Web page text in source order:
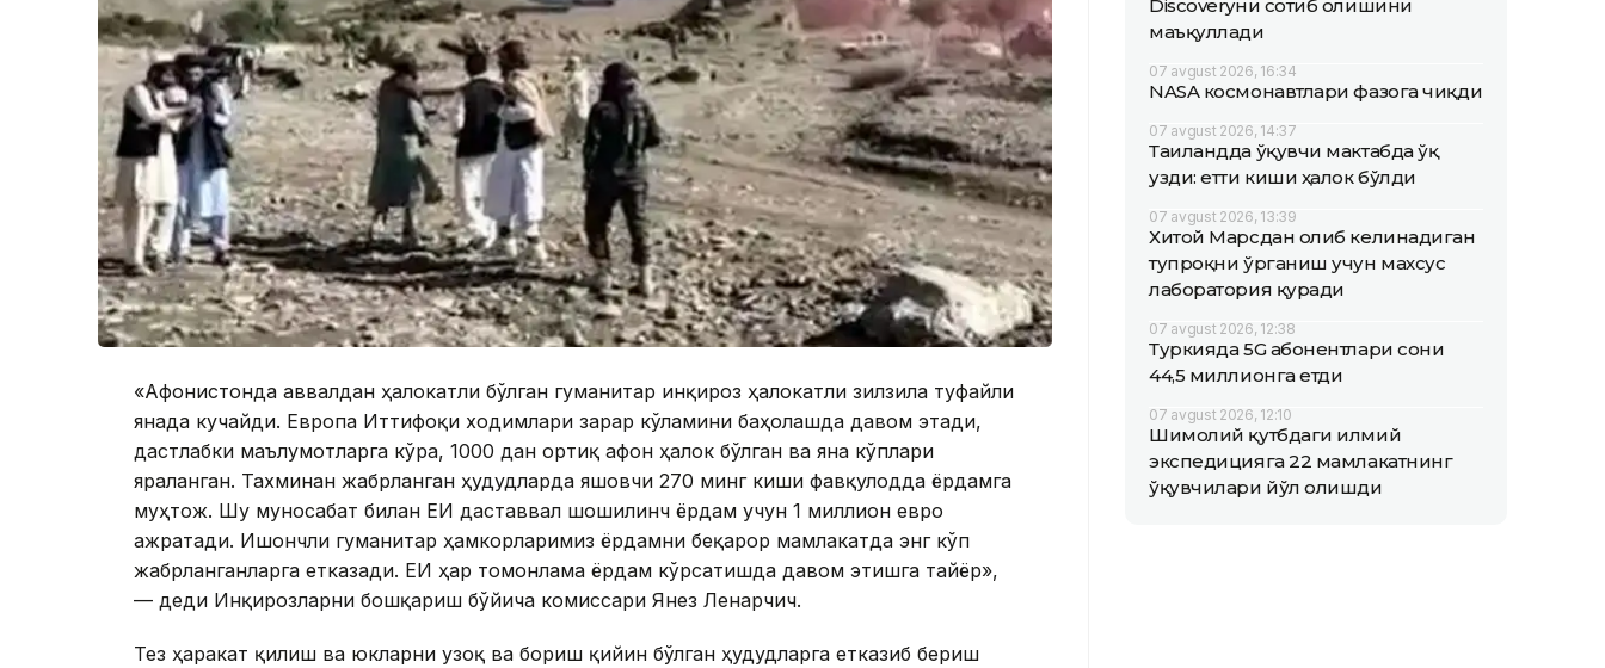
«Афғонистонда аввалдан ҳалокатли бўлган гуманитар инқироз ҳалокатли зилзила туфайли
янада кучайди. Европа Иттифоқи ходимлари зарар кўламини баҳолашда давом этади,
дастлабки маълумотларга кўра, 1000 дан ортиқ афғон ҳалок бўлган ва яна кўплари
яраланган. Тахминан жабрланган ҳудудларда яшовчи 270 минг киши фавқулодда ёрдамга
муҳтож. Шу муносабат билан ЕИ даставвал шошилинч ёрдам учун 1 миллион евро
ажратади. Ишончли гуманитар ҳамкорларимиз ёрдамни беқарор мамлакатда энг кўп
жабрланганларга етказади. ЕИ ҳар томонлама ёрдам кўрсатишда давом этишга тайёр»,
— деди Инқирозларни бошқариш бўйича комиссари Янез Ленарчич.
Тез ҳаракат қилиш ва юкларни узоқ ва бориш қийин бўлган ҳудудларга етказиб бериш
Discoveryни сотиб олишини
маъқуллади
07 avgust 2026, 16:34
NASA космонавтлари фазога чиқди
07 avgust 2026, 14:37
Таиландда ўқувчи мактабда ўқ
узди: етти киши ҳалок бўлди
07 avgust 2026, 13:39
Хитой Марсдан олиб келинадиган
тупроқни ўрганиш учун махсус
лаборатория қуради
07 avgust 2026, 12:38
Туркияда 5G абонентлари сони
44,5 миллионга етди
07 avgust 2026, 12:10
Шимолий қутбдаги илмий
экспедицияга 22 мамлакатнинг
ўқувчилари йўл олишди